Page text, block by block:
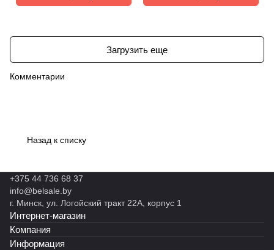
Загрузить еще
Комментарии
Назад к списку
+375 44 736 68 37
info@belsale.by
г. Минск, ул. Логойский тракт 22А, корпус 1
Интернет-магазин
Компания
Информация